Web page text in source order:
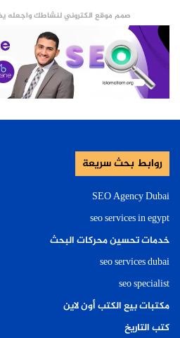
صمم موقع الكتروني لنشاطك واجعله
روابط بحث سريعة
SEO Agency Dubai
seo services in egypt
خدمات تحسين محركات البحث
seo services dubai
seo specialist
مكتبات بيع الكتب أون لاين
كتب التاريخ